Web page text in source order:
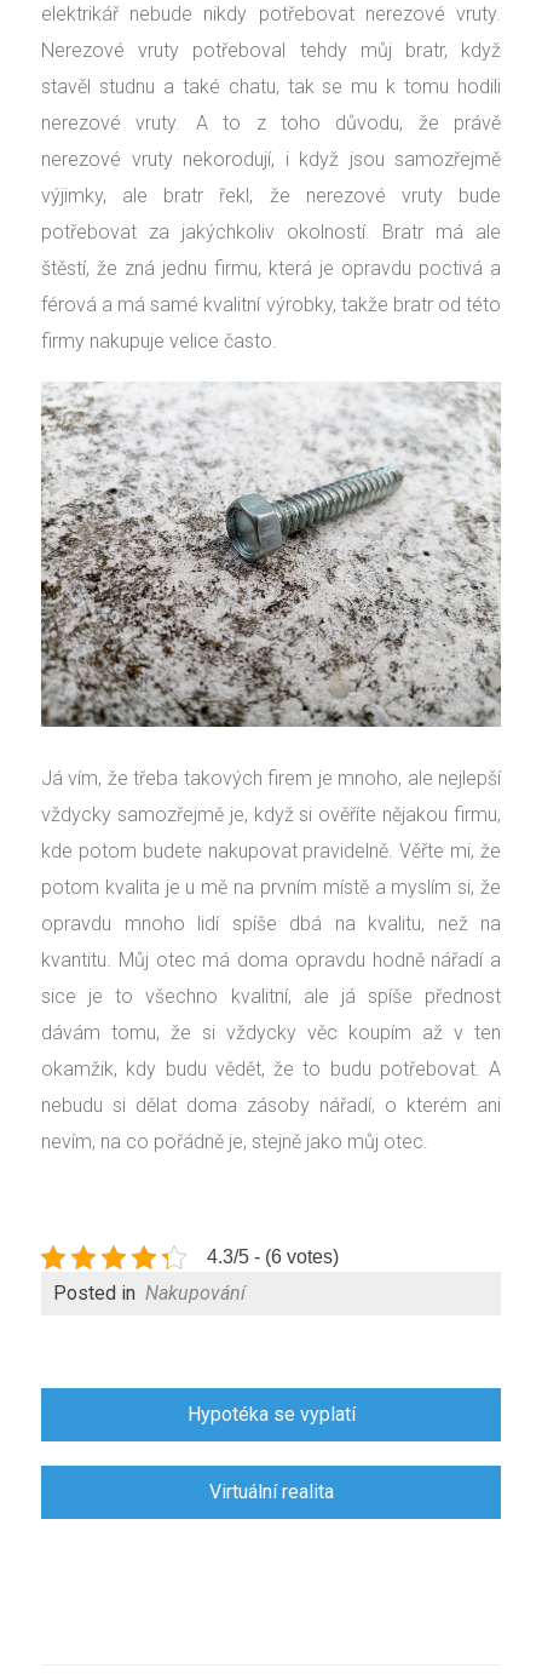
elektrikář nebude nikdy potřebovat nerezové vruty.
Nerezové vruty potřeboval tehdy můj bratr, když
stavěl studnu a také chatu, tak se mu k tomu hodili
nerezové vruty. A to z toho důvodu, že právě
nerezové vruty nekorodují, i když jsou samozřejmě
výjimky, ale bratr řekl, že nerezové vruty bude
potřebovat za jakýchkoliv okolností. Bratr má ale
štěstí, že zná jednu firmu, která je opravdu poctivá a
férová a má samé kvalitní výrobky, takže bratr od této
firmy nakupuje velice často.
Já vím, že třeba takových firem je mnoho, ale nejlepší
vždycky samozřejmě je, když si ověříte nějakou firmu,
kde potom budete nakupovat pravidelně. Věřte mi, že
potom kvalita je u mě na prvním místě a myslím si, že
opravdu mnoho lidí spíše dbá na kvalitu, než na
kvantitu. Můj otec má doma opravdu hodně nářadí a
sice je to všechno kvalitní, ale já spíše přednost
dávám tomu, že si vždycky věc koupím až v ten
okamžik, kdy budu vědět, že to budu potřebovat. A
nebudu si dělat doma zásoby nářadí, o kterém ani
nevím, na co pořádně je, stejně jako můj otec.
4.3/5 - (6 votes)
Posted in Nakupování
Hypotéka se vyplatí
Virtuální realita